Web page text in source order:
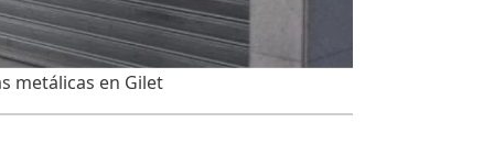
metálicas en Gilet